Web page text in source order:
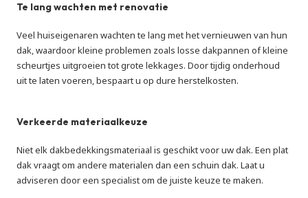
Te lang wachten met renovatie
Veel huiseigenaren wachten te lang met het vernieuwen van hun
dak, waardoor kleine problemen zoals losse dakpannen of kleine
scheurtjes uitgroeien tot grote lekkages. Door tijdig onderhoud
uit te laten voeren, bespaart u op dure herstelkosten.
Verkeerde materiaalkeuze
Niet elk dakbedekkingsmateriaal is geschikt voor uw dak. Een plat
dak vraagt om andere materialen dan een schuin dak. Laat u
adviseren door een specialist om de juiste keuze te maken.